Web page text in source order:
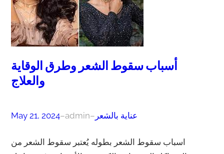
أسباب سقوط الشعر وطرق الوقاية
والعلاج
May 21, 2024–admin– عناية بالشعر
اسباب سقوط الشعر بطوله يُعتبر سقوط الشعر من